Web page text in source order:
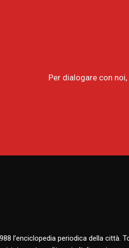
Per dialogare con
l’enciclopedia periodica della città.